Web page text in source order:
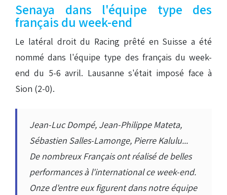
Senaya dans l'équipe type des
français du week-end
Le latéral droit du Racing prêté en Suisse a été
nommé dans l'équipe type des français du week-
end du 5-6 avril. Lausanne s'était imposé face à
Sion (2-0).
Jean-Luc Dompé, Jean-Philippe Mateta,
Sébastien Salles-Lamonge, Pierre Kalulu...
De nombreux Français ont réalisé de belles
performances à l'international ce week-end.
Onze d'entre eux figurent dans notre équipe